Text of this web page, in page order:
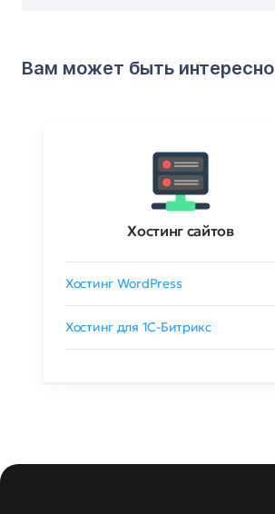
Вам может быть интересно
Хостинг сайтов
Хостинг WordPress
Хостинг для 1C-Битрикс